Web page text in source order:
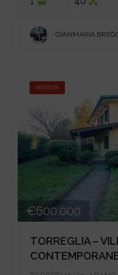
GIANMARIA
VENDITA
€600.000
TORREGLIA –